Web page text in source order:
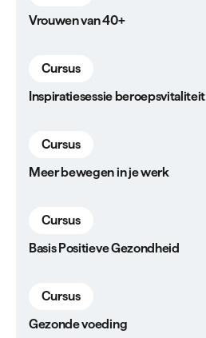
Vrouwen van 40+
Inspiratiesessie beroepsvitaliteit
Cursus
Meer bewegen in je werk
Cursus
Basis Positieve Gezondheid
Cursus
Gezonde voeding
Cursus